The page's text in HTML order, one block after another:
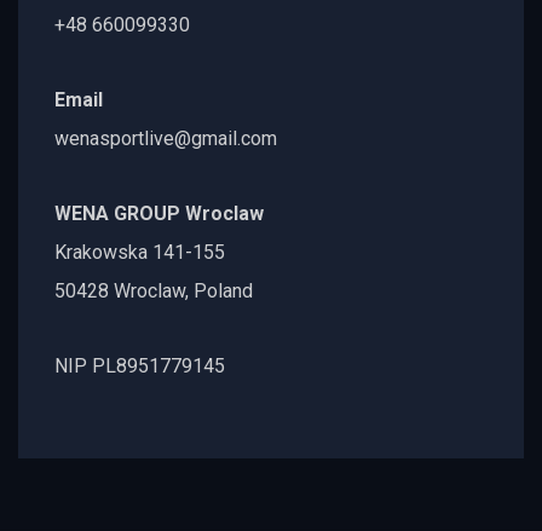
+48 660099330
Email
wenasportlive@gmail.com
WENA GROUP Wroclaw
Krakowska 141-155
50428 Wroclaw, Poland
NIP PL8951779145